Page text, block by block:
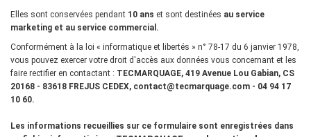
Elles sont conservées pendant 10 ans et sont destinées au service
marketing et au service commercial.
Conformément à la loi « informatique et libertés » n° 78-17 du 6 janvier 1978,
vous pouvez exercer votre droit d'accès aux données vous concernant et les
faire rectifier en contactant : TECMARQUAGE, 419 Avenue Lou Gabian, CS
20168 - 83618 FREJUS CEDEX, contact@tecmarquage.com - 04 94 17
10 60.
Les informations recueillies sur ce formulaire sont enregistrées dans